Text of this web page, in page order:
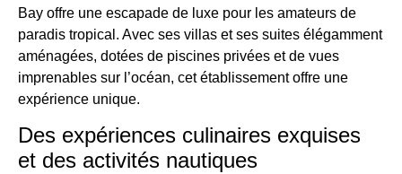
Bay offre une escapade de luxe pour les amateurs de
paradis tropical. Avec ses villas et ses suites élégamment
aménagées, dotées de piscines privées et de vues
imprenables sur l’océan, cet établissement offre une
expérience unique.
Des expériences culinaires exquises
et des activités nautiques